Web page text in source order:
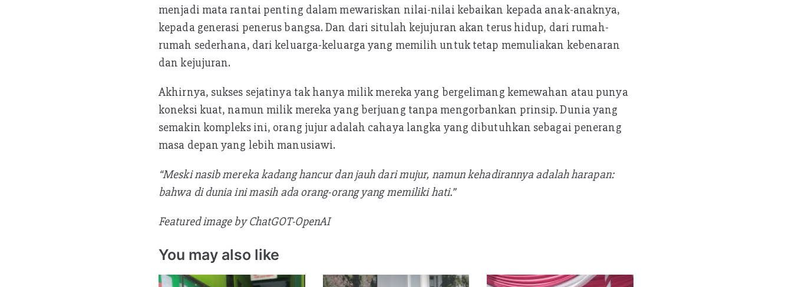
menjadi mata rantai penting dalam mewariskan nilai-nilai kebaikan kepada anak-anaknya,
kepada generasi penerus bangsa. Dan dari situlah kejujuran akan terus hidup, dari rumah-
rumah sederhana, dari keluarga-keluarga yang memilih untuk tetap memuliakan kebenaran
dan kejujuran.
Akhirnya, sukses sejatinya tak hanya milik mereka yang bergelimang kemewahan atau punya
koneksi kuat, namun milik mereka yang berjuang tanpa mengorbankan prinsip. Dunia yang
semakin kompleks ini, orang jujur adalah cahaya langka yang dibutuhkan sebagai penerang
masa depan yang lebih manusiawi.
“Meski nasib mereka kadang hancur dan jauh dari mujur, namun kehadirannya adalah harapan:
bahwa di dunia ini masih ada orang-orang yang memiliki hati.”
Featured image by ChatGOT-OpenAI
You may also like